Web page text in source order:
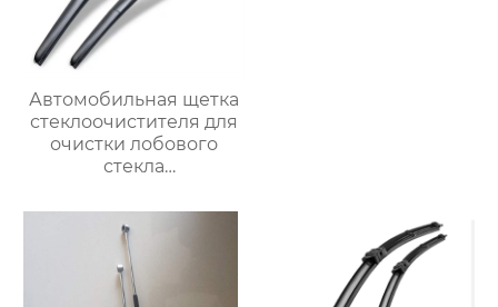
Автомобильная щетка
стеклоочистителя для
очистки лобового
стекла
многофункциональные
автомобильные щетки
стеклоочистителей